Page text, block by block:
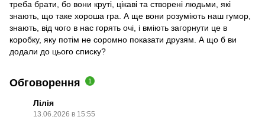
треба брати, бо вони круті, цікаві та створені людьми, які
знають, що таке хороша гра. А ще вони розуміють наш гумор,
знають, від чого в нас горять очі, і вміють загорнути це в
коробку, яку потім не соромно показати друзям. А що б ви
додали до цього списку?
Обговорення 1
Лілія
13.06.2026 в 15:55